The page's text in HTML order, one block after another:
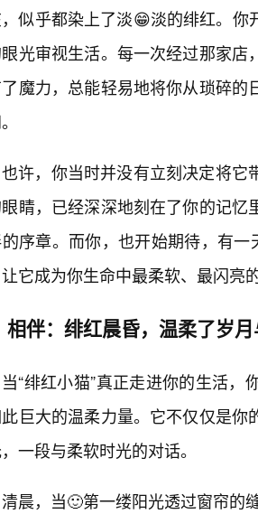
似乎都染上了淡😁淡的绯红。
光审视生活。每一次经过那家
魔力，总能轻易地将你从琐碎
也许，你当时并没有立刻决定将它
睛，已经深深地刻在了你的记
序章。而你，也开始期待，有
它成为你生命中最柔软、最闪亮
相伴：绯红晨昏，温柔了岁
当“绯红小猫”真正走进你的生活
巨大的温柔力量。它不仅仅是
一段与柔软时光的对话。
清晨，当🙂第一缕阳光透过窗帘的